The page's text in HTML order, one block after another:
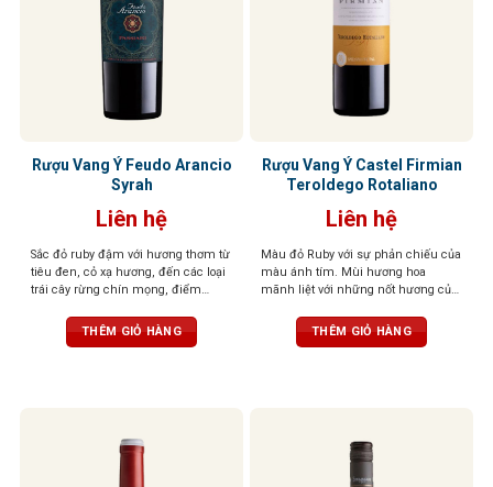
Rượu Vang Ý Feudo Arancio
Syrah
Liên hệ
Sắc đỏ ruby đậm với hương thơm từ
tiêu đen, cỏ xạ hương, đến các loại
trái cây rừng chín mọng, điểm
Tannin mềm mượt, tròn đầy cân
đối, tạo nên một tổng thể hài hòa
THÊM GIỎ HÀNG
Rượu Vang Ý Castel Firmian
Teroldego Rotaliano
Liên hệ
Màu đỏ Ruby với sự phản chiếu của
màu ánh tím. Mùi hương hoa
mãnh liệt với những nốt hương của
dâu đen, quả mâm xôi
THÊM GIỎ HÀNG